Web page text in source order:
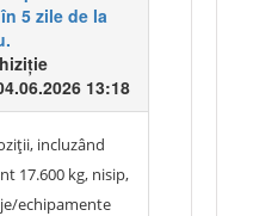
și de
ofertarea
care asigură
cazul poziției
în
funcționale și
5 zile de la
13:18
incluzând
17.600 kg, nisip,
echipamente